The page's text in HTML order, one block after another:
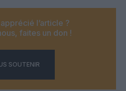
l’article ?
faites un don !
SOUTENIR